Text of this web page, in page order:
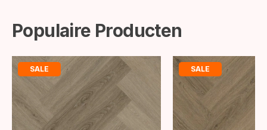
Populaire Producten
SALE SALE